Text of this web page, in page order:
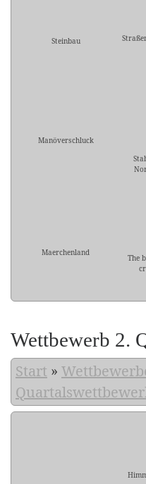
Steinbau
Manöverschluck
Maerchenland
The
Wettbewerb 2.
Start »